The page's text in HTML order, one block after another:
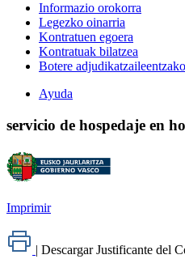
Informazio orokorra
Legezko oinarria
Kontratuen egoera
Kontratuak bilatzea
Botere
Ayuda
servicio de hospedaje en
Imprimir
| Descargar Justificante del